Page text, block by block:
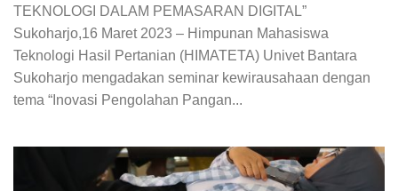
TEKNOLOGI DALAM PEMASARAN DIGITAL”
Sukoharjo,16 Maret 2023 – Himpunan Mahasiswa
Teknologi Hasil Pertanian (HIMATETA) Univet Bantara
Sukoharjo mengadakan seminar kewirausahaan dengan
tema “Inovasi Pengolahan Pangan...